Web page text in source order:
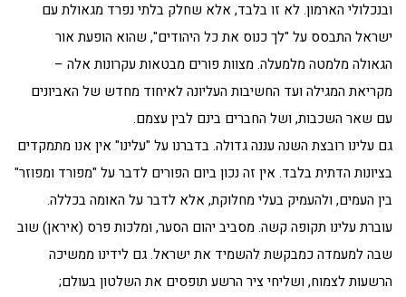
ובנכלולי הארמון. לא זו בלבד, אלא שחלק בלתי נפרד מגאולת עם
ישראל התבסס על "לך כנוס את כל היהודים", שהוא הופעת אור
הגאולה מלמטה מלמעלה. מצוות פורים מבטאות עקרונות אלה –
מקריאת המגילה ועד החשיבות העליונה לאיחוד מחדש של האביונים
עם שאר השכבות, ושל החברים בינם לבין עצמם.
גם עלינו רובצת השנה עננה גדולה. בדברנו על "עלינו" אין אנו מתמקדים
בציונות הדתית בלבד. אין זה נכון ביום הפורים לדבר על "מפורד ומפוזר"
בין העמים, ולהעמיק בעלי מחלוקת, אלא לדבר על האומה בכללה.
עוברת עלינו תקופה קשה. מסביב יהום הסער, ומלכות פרס (איראן) שוב
שבה למעמדה כמבקשת להשמיד את ישראל. גם לידינו ממשיכה
הרשעות לצמוח, ושליחי ציר הרשע תופסים את השלטון בעולם;